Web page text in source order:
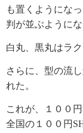
も置くようにな
判が並ぶようにな
白丸、黒丸はラ
さらに、型の流
れた。
これが、１００円
全国の１００円